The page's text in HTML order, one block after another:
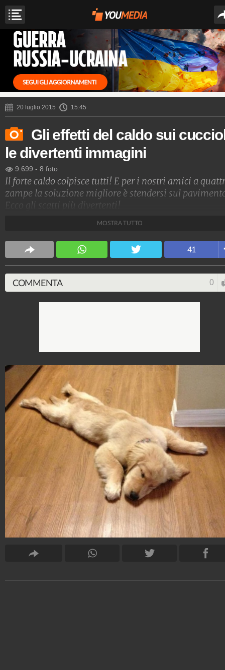
20 luglio 2015 15:45
Gli effetti del caldo sui
le divertenti immagini
9.699 - 8 foto
Il forte caldo colpisce tutti! E per i nostri amici a
zampe la soluzione migliore è stendersi sul
Ecco gli scatti più divertenti!
MOSTRA TUTTO
41
COMMENTA 0